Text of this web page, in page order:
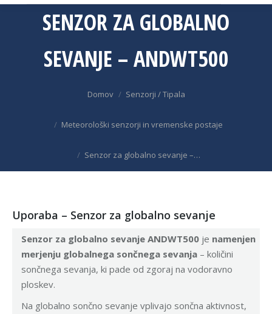
SENZOR ZA GLOBALNO
SEVANJE – ANDWT500
Domov Senzorji / Tipala
Meteorološki senzorji in vremenske postaje
Senzor za globalno sevanje –…
Uporaba – Senzor za globalno sevanje
Senzor za globalno sevanje ANDWT500 je namenjen
merjenju globalnega sončnega sevanja – količini
sončnega sevanja, ki pade od zgoraj na vodoravno
ploskev.
Na globalno sončno sevanje vplivajo sončna aktivnost,